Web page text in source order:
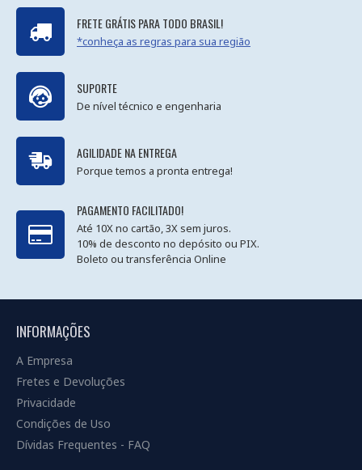
FRETE GRÁTIS PARA TODO BRASIL!
*conheça as regras para sua região
SUPORTE
De nível técnico e engenharia
AGILIDADE NA ENTREGA
Porque temos a pronta entrega!
PAGAMENTO FACILITADO!
Até 10X no cartão, 3X sem juros.
10% de desconto no depósito ou PIX.
Boleto ou transferência Online
INFORMAÇÕES
A Empresa
Fretes e Devoluções
Privacidade
Condições de Uso
Dívidas Frequentes - FAQ